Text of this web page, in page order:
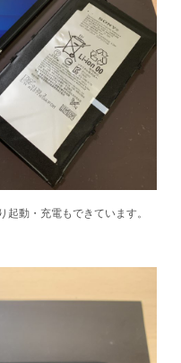
動・充電もできています。